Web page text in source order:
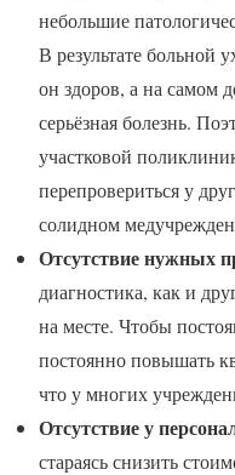
небольшие
В результате больной
он здоров, а на самом
серьёзная болезнь.
участковой
перепровериться у
солидном
Отсутствие нужных
диагностика, как и
на месте. Чтобы
постоянно повышать
что у многих
Отсутствие у
стараясь снизить